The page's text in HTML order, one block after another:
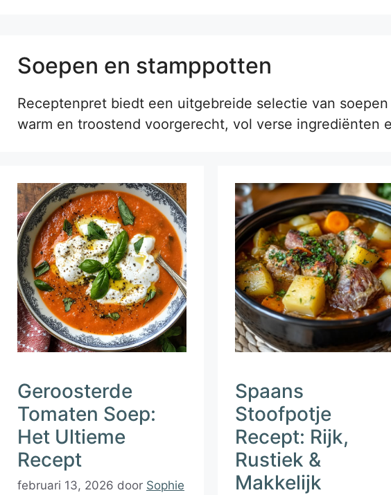
Soepen en stamppotten
Receptenpret biedt een uitgebreide selectie van
warm en troostend voorgerecht, vol verse ingrediënten
Geroosterde
Tomaten Soep:
Het Ultieme
Recept
februari 13, 2026 door Sophie
Spaans
Stoofpotje
Recept: Rijk,
Rustiek &
Makkelijk